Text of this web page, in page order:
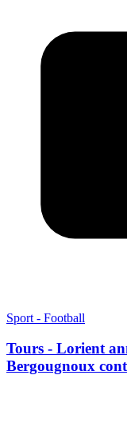
Sport - Football
Tours - Lorient
Bergougnoux